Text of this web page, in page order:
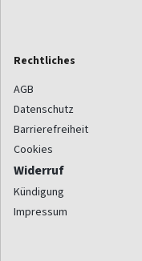
Rechtliches
AGB
Datenschutz
Barrierefreiheit
Cookies
Widerruf
Kündigung
Impressum